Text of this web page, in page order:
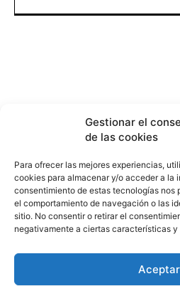
Gestionar el
de las cookies
Para ofrecer las mejores experiencias,
cookies para almacenar y/o acceder a la
consentimiento de estas tecnologías nos
el comportamiento de navegación o las
sitio. No consentir o retirar el
negativamente a ciertas características
Aceptar
HISTORIA